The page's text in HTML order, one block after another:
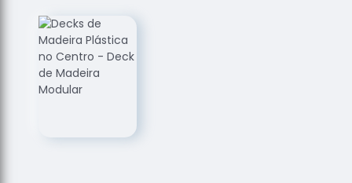
Assoalhos
de Madeira
Loja de
Assoalhos
Assoalhos